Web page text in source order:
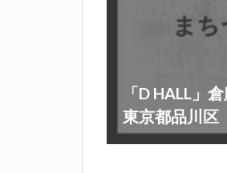
「D HALL」
東京都品川区